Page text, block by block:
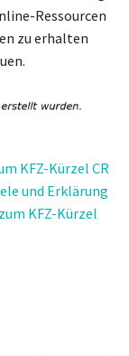
Ressourcen
zu erhalten
KFZ-Kürzel CR
und Erklärung
KFZ-Kürzel